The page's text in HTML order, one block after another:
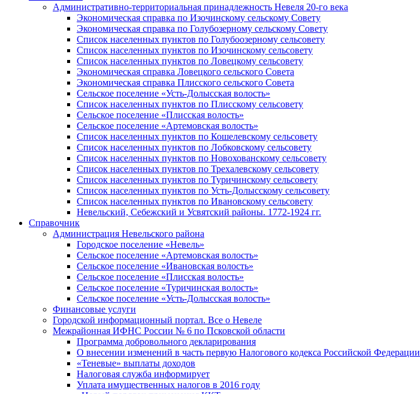
Административно-территориальная принадлежность Невеля 20-го века
Экономическая справка по Изочинскому сельскому Совету
Экономическая справка по Голубозерному сельскому Совету
Список населенных пунктов по Голубоозерному сельсовету
Список населенных пунктов по Изочинскому сельсовету
Список населенных пунктов по Ловецкому сельсовету
Экономическая справка Ловецкого сельского Совета
Экономическая справка Плисского сельского Совета
Сельское поселение «Усть-Долысская волость»
Список населенных пунктов по Плисскому сельсовету
Сельское поселение «Плисская волость»
Сельское поселение «Артемовская волость»
Список населенных пунктов по Кошелевскому сельсовету
Список населенных пунктов по Лобковскому сельсовету
Список населенных пунктов по Новохованскому сельсовету
Список населенных пунктов по Трехалевскому сельсовету
Список населенных пунктов по Туричинскому сельсовету
Список населенных пунктов по Усть-Долысскому сельсовету
Список населенных пунктов по Ивановскому сельсовету
Невельский, Себежский и Усвятский районы. 1772-1924 гг.
Справочник
Администрация Невельского района
Городское поселение «Невель»
Сельское поселение «Артемовская волость»
Сельское поселение «Ивановская волость»
Сельское поселение «Плисская волость»
Сельское поселение «Туричинская волость»
Сельское поселение «Усть-Долысская волость»
Финансовые услуги
Городской информационный портал. Все о Невеле
Межрайонная ИФНС России № 6 по Псковской области
Программа добровольного декларирования
О внесении изменений в часть первую Налогового кодекса Российской Федерации
«Теневые» выплаты доходов
Налоговая служба информирует
Уплата имущественных налогов в 2016 году